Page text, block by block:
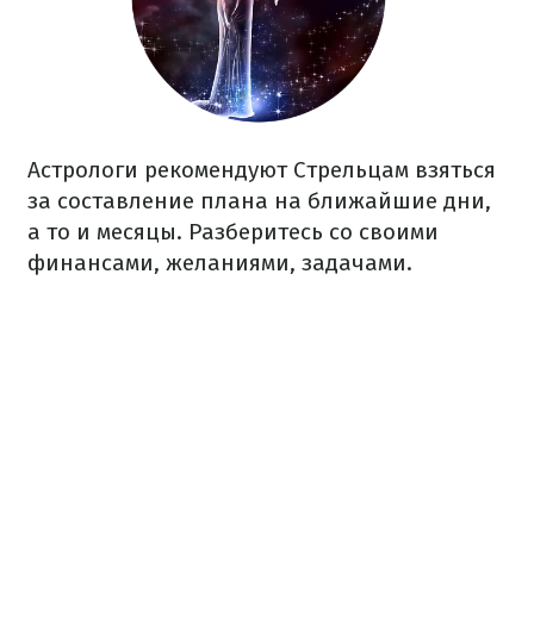
Астрологи рекомендуют Стрельцам взяться
за составление плана на ближайшие дни,
а то и месяцы. Разберитесь со своими
финансами, желаниями, задачами.